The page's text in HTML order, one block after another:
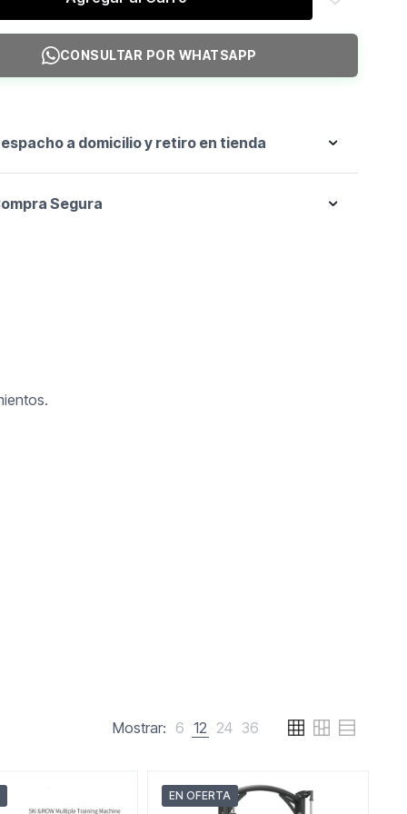
CONSULTAR POR WHATSAPP
a domicilio y retiro en tienda
Segura
Mostrar: 6 12 24 36
EN OFERTA